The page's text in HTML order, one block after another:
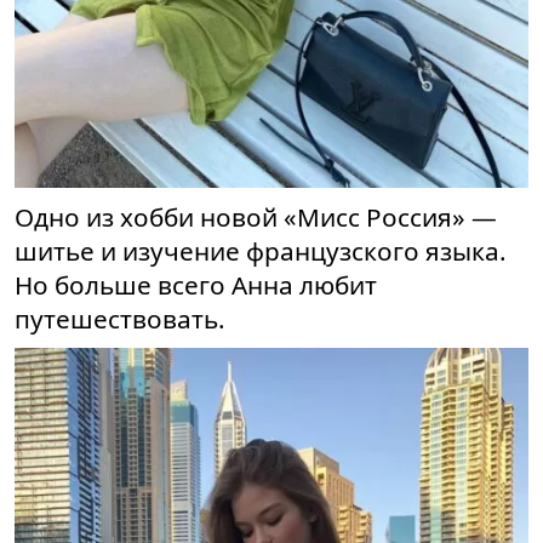
Одно из хобби новой «Мисс Россия» —
шитье и изучение французского языка.
Но больше всего Анна любит
путешествовать.